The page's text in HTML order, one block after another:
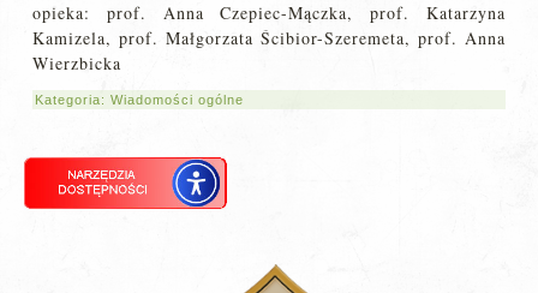
opieka: prof. Anna Czepiec-Mączka, prof. Katarzyna
Kamizela, prof. Małgorzata Ścibior-Szeremeta, prof. Anna
Wierzbicka
Kategoria:Wiadomości ogólne